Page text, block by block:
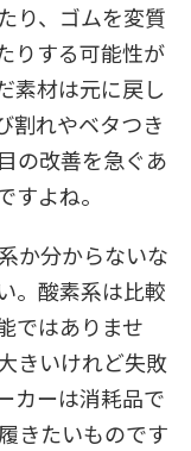
り、ゴムを変質
りする可能性が
素材は元に戻し
割れやベタつき
の改善を急ぐあ
すよね。
か分からないな
。酸素系は比較
ではありませ
きいけれど失敗
カーは消耗品で
きたいものです